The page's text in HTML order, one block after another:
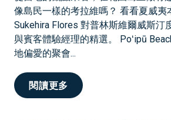
像島民一樣的考拉維嗎？ 看看夏威夷
Sukehira Flores 對普林斯維爾威斯汀
與賓客體驗經理的精選。 Poʻipū
地偏愛的聚會...
閱讀更多
A